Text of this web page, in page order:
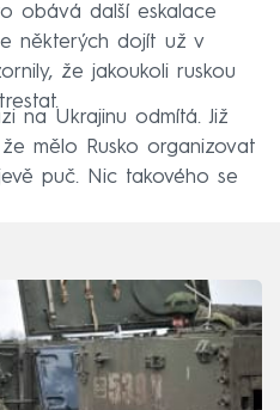
obává další eskalace
některých dojít už v
že jakoukoli ruskou
na Ukrajinu odmítá. Již
mělo Rusko organizovat
puč. Nic takového se